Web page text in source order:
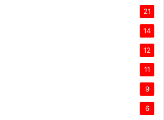
21
14
12
11
9
6